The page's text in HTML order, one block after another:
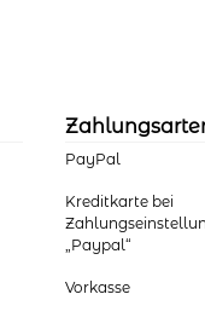
PayPal
Kreditkarte bei
„Paypal“
Vorkasse